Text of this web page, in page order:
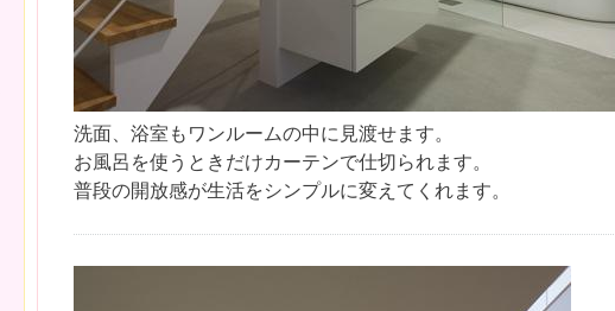
洗面、浴室もワンルームの中に見渡せます。
お風呂を使うときだけカーテンで仕切られます。
普段の開放感が生活をシンプルに変えてくれます。